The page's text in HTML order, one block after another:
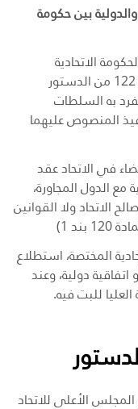
بين حكومة
الاتحادية
والإمارات الأعضاء في الاتحاد. تنص المادة 122 من الدستور
به السلطات
المنصوص عليهما
الأعضاء في الاتحاد عقد
مع الدول المجاورة،
الاتحاد ولا القوانين
1)
الاتحادية المختصة، استطلاع
دولية، وعند
للبت فيه.
الأعلى للاتحاد